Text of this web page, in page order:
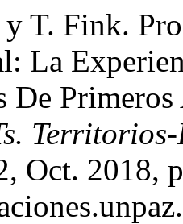
T. Fink.
La
De
Oct. 2018,